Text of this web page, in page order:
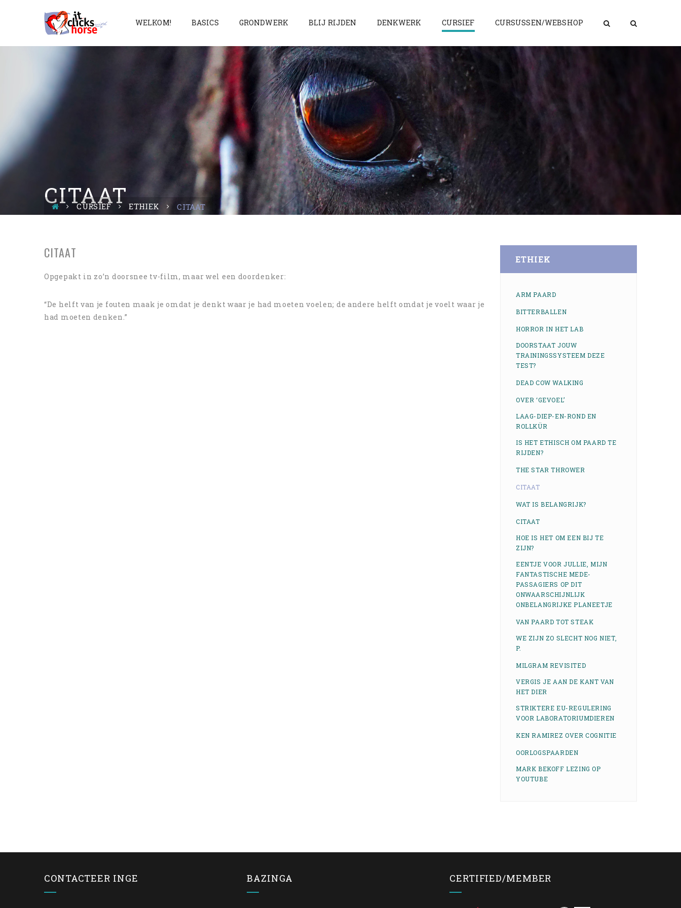
WELKOM! BASICS GRONDWERK BLIJ RIJDEN DENKWERK CURSIEF CURSUSSEN/WEBSHOP
CITAAT
CURSIEF ETHIEK CITAAT
CITAAT
Opgepakt in zo’n doorsnee tv-film, maar wel een doordenker:
“De helft van je fouten maak je omdat je denkt waar je had moeten voelen; de andere helft omdat je voelt waar je
had moeten denken.”
ETHIEK
ARM PAARD
BITTERBALLEN
HORROR IN HET LAB
DOORSTAAT JOUW
TRAININGSSYSTEEM DEZE
TEST?
DEAD COW WALKING
OVER ‘GEVOEL’
LAAG-DIEP-EN-ROND EN
ROLLKÜR
IS HET ETHISCH OM PAARD TE
RIJDEN?
THE STAR THROWER
CITAAT
WAT IS BELANGRIJK?
CITAAT
HOE IS HET OM EEN BIJ TE
ZIJN?
EENTJE VOOR JULLIE, MIJN
FANTASTISCHE MEDE-
PASSAGIERS OP DIT
ONWAARSCHIJNLIJK
ONBELANGRIJKE PLANEETJE
VAN PAARD TOT STEAK
WE ZIJN ZO SLECHT NOG NIET,
P.
MILGRAM REVISITED
VERGIS JE AAN DE KANT VAN
HET DIER
STRIKTERE EU-REGULERING
VOOR LABORATORIUMDIEREN
KEN RAMIREZ OVER COGNITIE
OORLOGSPAARDEN
MARK BEKOFF LEZING OP
YOUTUBE
CONTACTEER INGE BAZINGA CERTIFIED/MEMBER